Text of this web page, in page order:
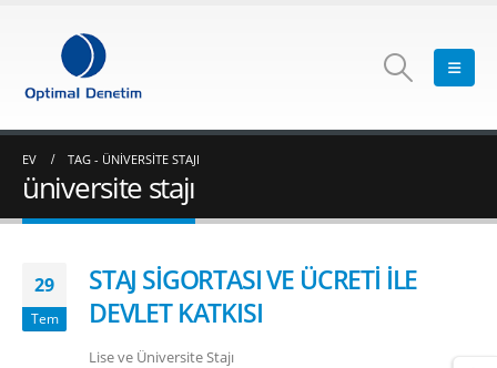
EV TAG - ÜNIVERSITE STAJI
üniversite stajı
29
Tem
STAJ SİGORTASI VE ÜCRETİ İLE
DEVLET KATKISI
Lise ve Üniversite Stajı